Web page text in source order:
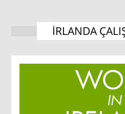
IRLANDA